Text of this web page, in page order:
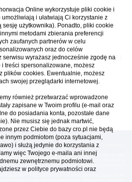
:: 3 zidentyfikowanych, 0 ukrytych i 142
5542) było 21.04.2026 01:12
UTC + 1 (Polska - czas zimowy) [ DST
[reklama ] [
wykorzystuje cookies do prawidłowego działania, te pliki
ułatwiające korzystanie z serwisu; więcej informacji w
online™ nie odpowiada za treści zamieszczone przez
oznacza akceptację regulaminu. Serwis ma charakter
Online wykorzystuje pliki cookie i
i ułatwiają Ci korzystanie z
sesję użytkownika). Ponadto, pliki cookie
metodami zbierania preferencji
zaufanych partnerów w celu
oraz do celów
serwisu wyrażasz jednocześnie zgodę na
treści spersonalizowane, możesz
plików cookies. Ewentualnie, możesz
swojej przeglądarki internetowej.
również przetwarzać wprowadzone
zapisane w Twoim profilu (e-mail oraz
do posiadania konta, pozostałe dane
Nie musisz się jednak martwić,
przez Ciebie do bazy cro.pl nie będą
innym podmiotom (poza sytuacjami,
i służą jedynie do korzystania z
więc Twojego e-maila ani innej
zewnętrznemu podmiotowi.
w polityce prywatności oraz